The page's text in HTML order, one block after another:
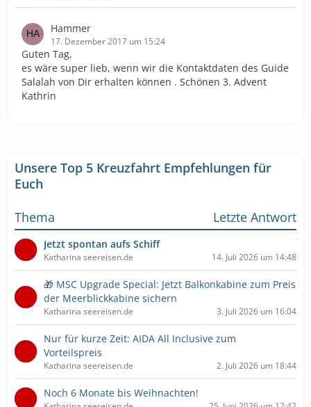
Hammer
17. Dezember 2017 um 15:24
Guten Tag,
es wäre super lieb, wenn wir die Kontaktdaten des Guide
Salalah von Dir erhalten können . Schönen 3. Advent
Kathrin
Unsere Top 5 Kreuzfahrt Empfehlungen für
Euch
Thema
Letzte Antwort
Jetzt spontan aufs Schiff
Katharina seereisen.de 14. Juli 2026 um 14:48
🎁 MSC Upgrade Special: Jetzt Balkonkabine zum Preis
der Meerblickkabine sichern
Katharina seereisen.de 3. Juli 2026 um 16:04
Nur für kurze Zeit: AIDA All Inclusive zum
Vorteilspreis
Katharina seereisen.de 2. Juli 2026 um 18:44
Noch 6 Monate bis Weihnachten!